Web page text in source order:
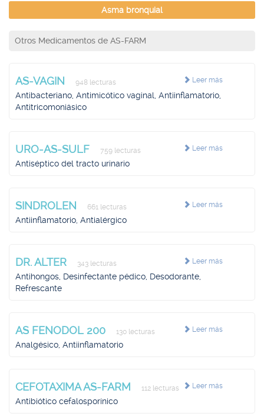
Asma bronquial
Otros Medicamentos de AS-FARM
Leer más
AS-VAGIN 948 lecturas
Antibacteriano, Antimicótico vaginal, Antiinflamatorio,
Antitricomoniásico
Leer más
URO-AS-SULF 759 lecturas
Antiséptico del tracto urinario
Leer más
SINDROLEN 661 lecturas
Antiinflamatorio, Antialérgico
Leer más
DR. ALTER 343 lecturas
Antihongos, Desinfectante pédico, Desodorante,
Refrescante
Leer más
AS FENODOL 200 130 lecturas
Analgésico, Antiinflamatorio
Leer más
CEFOTAXIMA AS-FARM 112 lecturas
Antibiótico cefalosporínico